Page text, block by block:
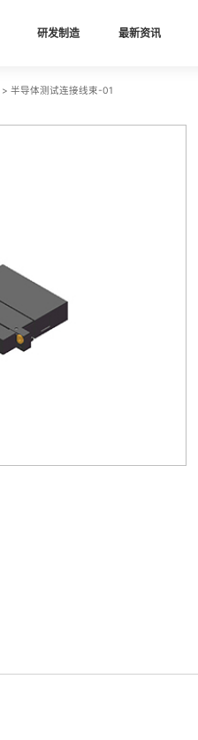
研发制造 最新资讯
> 半导体测试连接线束-01